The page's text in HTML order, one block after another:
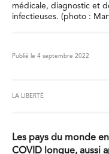
médicale, diagnostic et
infectieuses. (photo :
Publié le 4 septembre 2022
LA LIBERTÉ
Les pays du monde
COVID longue, aussi